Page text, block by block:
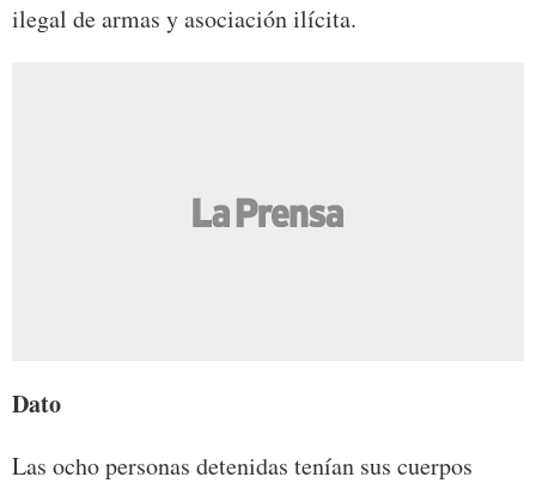
ilegal de armas y asociación ilícita.
Dato
Las ocho personas detenidas tenían sus cuerpos